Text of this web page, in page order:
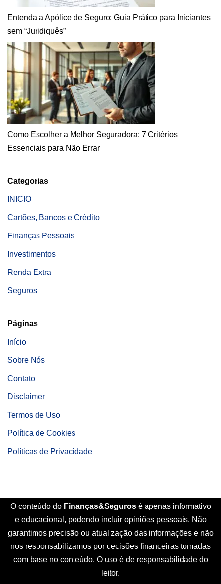
Entenda a Apólice de Seguro: Guia Prático para Iniciantes
sem “Juridiquês”
Como Escolher a Melhor Seguradora: 7 Critérios
Essenciais para Não Errar
Categorias
INÍCIO
Cartões, Bancos e Crédito
Finanças Pessoais
Investimentos
Renda Extra
Seguros
Páginas
Início
Sobre Nós
Contato
Disclaimer
Termos de Uso
Política de Cookies
Políticas de Privacidade
O conteúdo do Finanças&Seguros é apenas informativo
e educacional, podendo incluir opiniões pessoais. Não
garantimos precisão ou atualização das informações e não
nos responsabilizamos por decisões financeiras tomadas
com base no conteúdo. O uso é de responsabilidade do
leitor.